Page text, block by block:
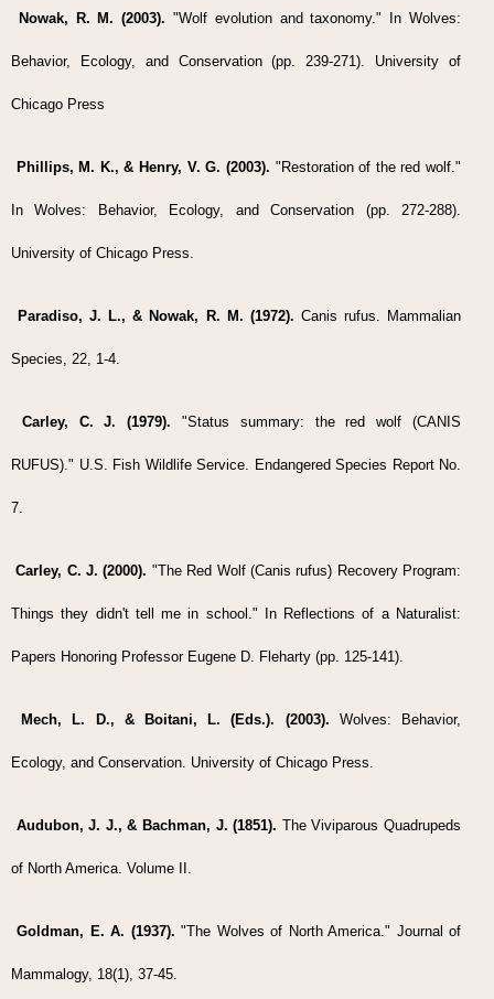
Nowak, R. M. (2003). "Wolf evolution and taxonomy." In Wolves:
Behavior, Ecology, and Conservation (pp. 239-271). University of
Chicago Press
Phillips, M. K., & Henry, V. G. (2003). "Restoration of the red wolf."
In Wolves: Behavior, Ecology, and Conservation (pp. 272-288).
University of Chicago Press.
Paradiso, J. L., & Nowak, R. M. (1972). Canis rufus. Mammalian
Species, 22, 1-4.
Carley, C. J. (1979). "Status summary: the red wolf (CANIS
RUFUS)." U.S. Fish Wildlife Service. Endangered Species Report No.
7.
Carley, C. J. (2000). "The Red Wolf (Canis rufus) Recovery Program:
Things they didn't tell me in school." In Reflections of a Naturalist:
Papers Honoring Professor Eugene D. Fleharty (pp. 125-141).
Mech, L. D., & Boitani, L. (Eds.). (2003). Wolves: Behavior,
Ecology, and Conservation. University of Chicago Press.
Audubon, J. J., & Bachman, J. (1851). The Viviparous Quadrupeds
of North America. Volume II.
Goldman, E. A. (1937). "The Wolves of North America." Journal of
Mammalogy, 18(1), 37-45.